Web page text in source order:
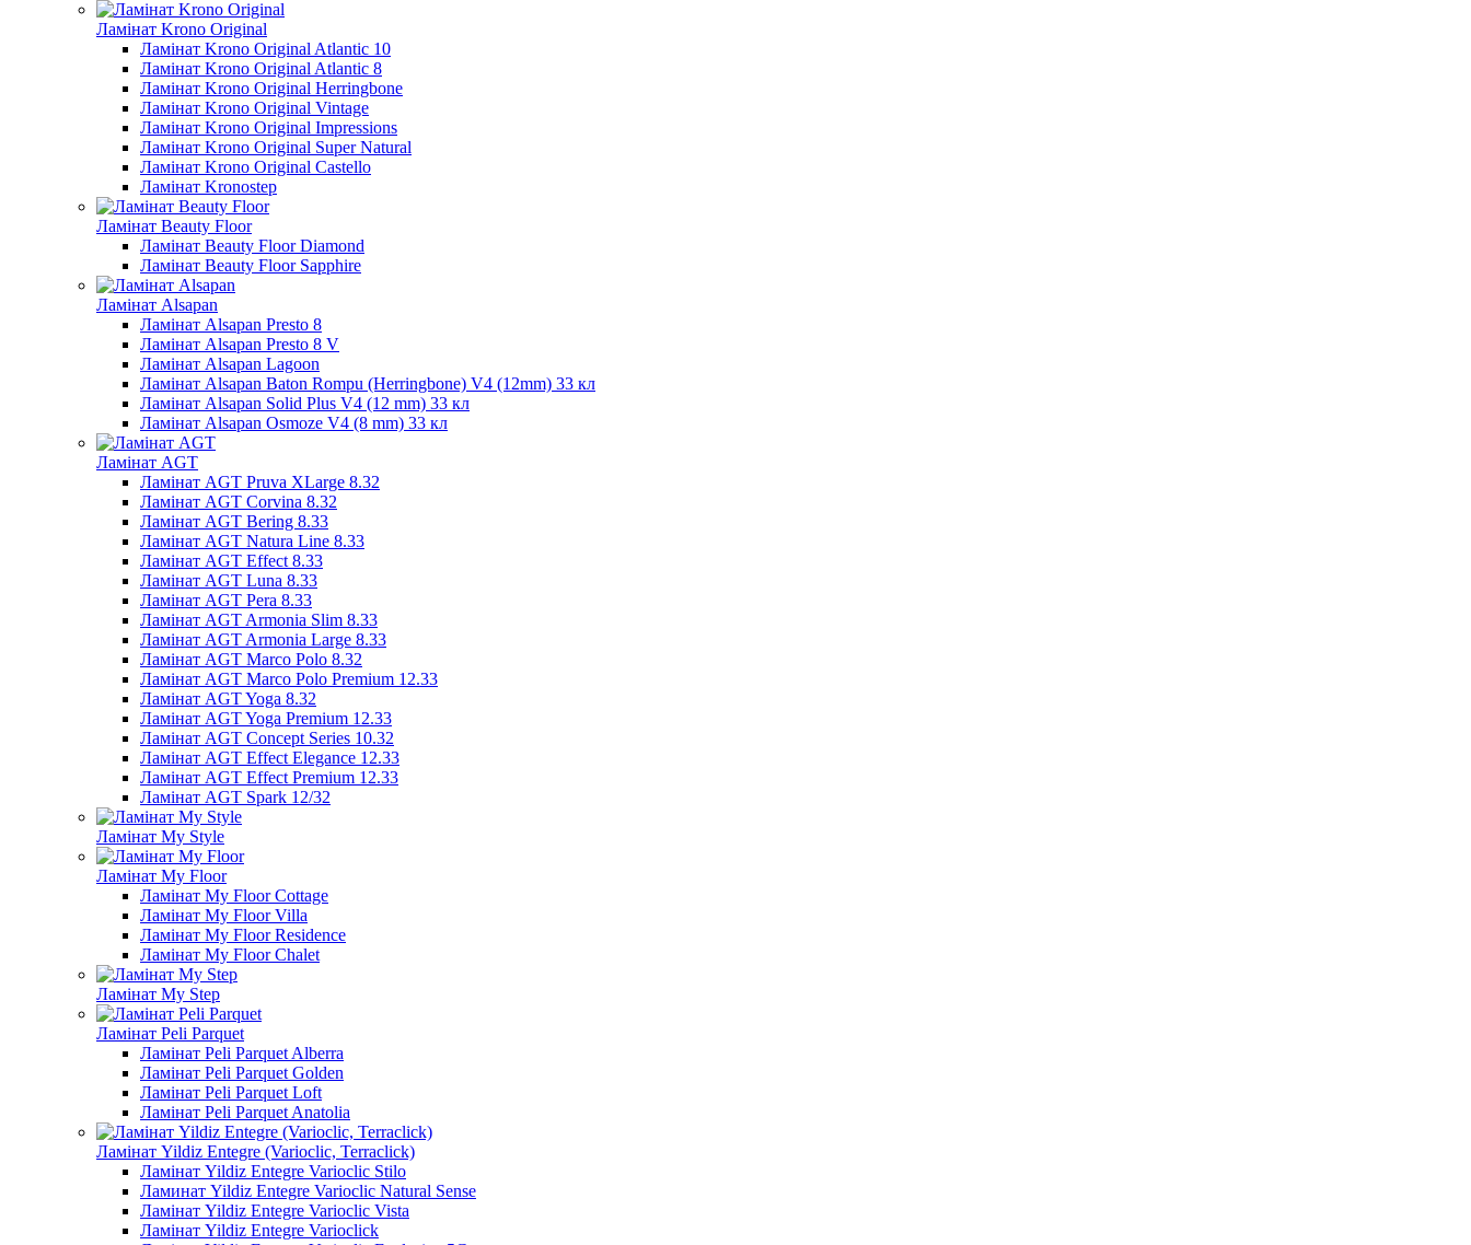
Ламінат Krono Original
Ламінат Krono Original Atlantic 10
Ламінат Krono Original Atlantic 8
Ламінат Krono Original Herringbone
Ламінат Krono Original Vintage
Ламінат Krono Original Impressions
Ламінат Krono Original Super Natural
Ламінат Krono Original Castello
Ламінат Kronostep
Ламінат Beauty Floor
Ламінат Beauty Floor Diamond
Ламінат Beauty Floor Sapphire
Ламінат Alsapan
Ламінат Alsapan Presto 8
Ламінат Alsapan Presto 8 V
Ламінат Alsapan Lagoon
Ламінат Alsapan Baton Rompu (Herringbone) V4 (12mm) 33 кл
Ламінат Alsapan Solid Plus V4 (12 mm) 33 кл
Ламінат Alsapan Osmoze V4 (8 mm) 33 кл
Ламінат AGT
Ламінат AGT Pruva XLarge 8.32
Ламінат AGT Corvina 8.32
Ламінат AGT Bering 8.33
Ламінат AGT Natura Line 8.33
Ламінат AGT Effect 8.33
Ламінат AGT Luna 8.33
Ламінат AGT Pera 8.33
Ламінат AGT Armonia Slim 8.33
Ламінат AGT Armonia Large 8.33
Ламінат AGT Marco Polo 8.32
Ламінат AGT Marco Polo Premium 12.33
Ламінат AGT Yoga 8.32
Ламінат AGT Yoga Premium 12.33
Ламінат AGT Concept Series 10.32
Ламінат AGT Effect Elegance 12.33
Ламінат AGT Effect Premium 12.33
Ламінат AGT Spark 12/32
Ламінат My Style
Ламінат My Floor
Ламінат My Floor Cottage
Ламінат My Floor Villa
Ламінат My Floor Residence
Ламінат My Floor Chalet
Ламінат My Step
Ламінат Peli Parquet
Ламінат Peli Parquet Alberra
Ламінат Peli Parquet Golden
Ламінат Peli Parquet Loft
Ламінат Peli Parquet Anatolia
Ламінат Yildiz Entegre (Varioclic, Terraclick)
Ламінат Yildiz Entegre Varioclic Stilo
Ламинат Yildiz Entegre Varioclic Natural Sense
Ламінат Yildiz Entegre Varioclic Vista
Ламінат Yildiz Entegre Varioclick